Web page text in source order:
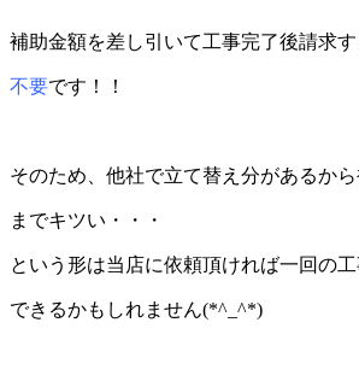
補助金額を差し引いて工事完了後請求
不要です！！
そのため、他社で立て替え分があるか
までキツい・・・
という形は当店に依頼頂ければ一回の
できるかもしれません(*^_^*)